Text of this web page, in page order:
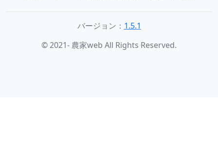
バージョン： 1.5.1
© 2021- 農家web All Rights Reserved.